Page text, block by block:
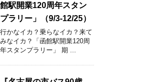
館駅開業120周年スタン
プラリー」（9/3-12/25）
行かなイカ？乗らなイカ？来て
みなイカ？「函館駅開業120周
年スタンプラリー」 期 ...